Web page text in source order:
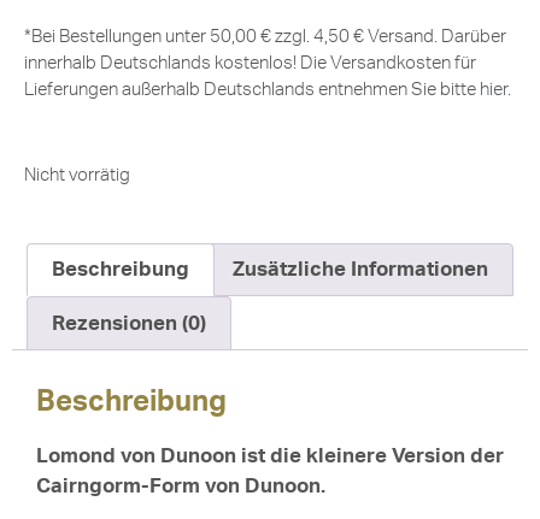
*Bei Bestellungen unter 50,00 € zzgl. 4,50 € Versand. Darüber
innerhalb Deutschlands kostenlos! Die Versandkosten für
Lieferungen außerhalb Deutschlands entnehmen Sie bitte hier.
Nicht vorrätig
Beschreibung Zusätzliche Informationen
Rezensionen (0)
Beschreibung
Lomond von Dunoon ist die kleinere Version der
Cairngorm-Form von Dunoon.